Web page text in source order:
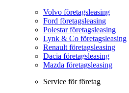
Volvo företagsleasing
Ford företagsleasing
Polestar företagsleasing
Lynk & Co företagsleasing
Renault företagsleasing
Dacia företagsleasing
Mazda företagsleasing
Service för företag